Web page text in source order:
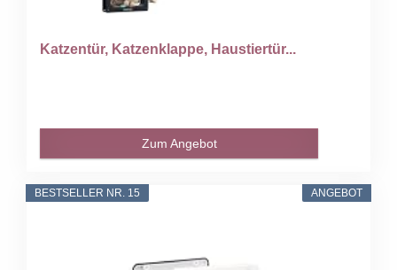
Katzentür, Katzenklappe, Haustiertür...
Zum Angebot
ANGEBOT
BESTSELLER NR. 15